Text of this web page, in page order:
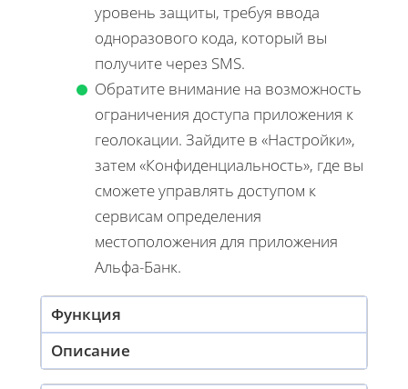
уровень защиты, требуя ввода
одноразового кода, который вы
получите через SMS.
Обратите внимание на возможность
ограничения доступа приложения к
геолокации. Зайдите в «Настройки»,
затем «Конфиденциальность», где вы
сможете управлять доступом к
сервисам определения
местоположения для приложения
Альфа-Банк.
Функция
Описание